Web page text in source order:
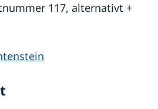
117, alternativt +